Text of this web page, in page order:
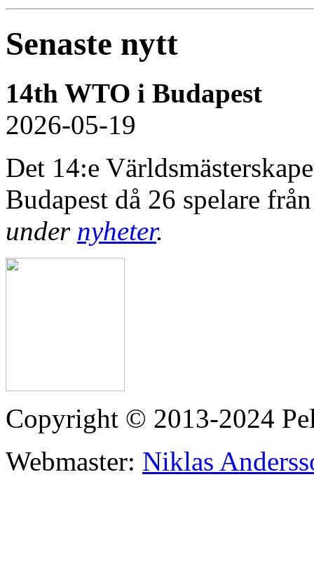
Senaste nytt
14th WTO i Budapest
2026-05-19
Det 14:e
Budapest då 26 spelare
under nyheter.
Copyright © 2013-2024
Webmaster: Niklas